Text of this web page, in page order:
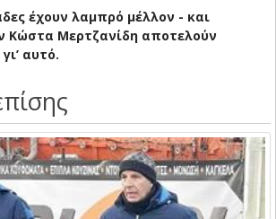
έχουν λαμπρό μέλλον - και
Κώστα Μερτζανίδη αποτελούν
αυτό.